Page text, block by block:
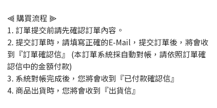
⫷ 購買流程 ⫸
1. 訂單提交前請先確認訂單內容。
2. 提交訂單時，請填寫正確的E-Mail，提交訂單後，將會收
到『訂單確認信』 (本訂單系統採自動對帳，請依照訂單確
認信中的金額付款)
3. 系統對帳完成後，您將會收到『已付款確認信』
4. 商品出貨時，您將會收到『出貨信』